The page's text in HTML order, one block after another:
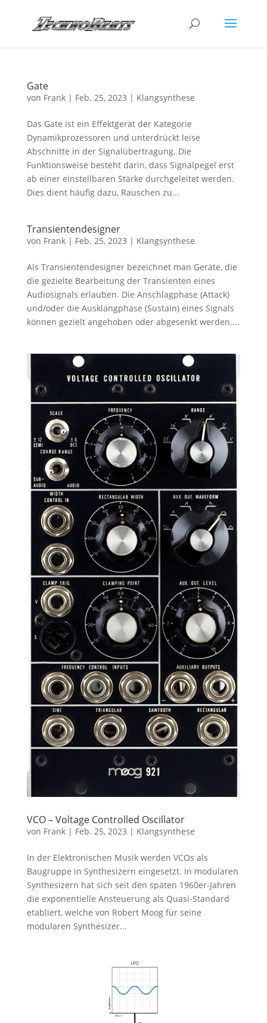
Gate
von Frank| Feb. 25, 2023 | Klangsynthese
Das Gate ist ein Effektgerät der Kategorie
Dynamikprozessoren und unterdrückt leise
Abschnitte in der Signalübertragung. Die
Funktionsweise besteht darin, dass Signalpegel erst
ab einer einstellbaren Stärke durchgeleitet werden.
Dies dient häufig dazu, Rauschen zu...
Transientendesigner
von Frank| Feb. 25, 2023 | Klangsynthese
Als Transientendesigner bezeichnet man Geräte, die
die gezielte Bearbeitung der Transienten eines
Audiosignals erlauben. Die Anschlagphase (Attack)
und/oder die Ausklangphase (Sustain) eines Signals
können gezielt angehoben oder abgesenkt werden....
VCO – Voltage Controlled Oscillator
von Frank| Feb. 25, 2023 | Klangsynthese
In der Elektronischen Musik werden VCOs als
Baugruppe in Synthesizern eingesetzt. In modularen
Synthesizern hat sich seit den späten 1960er-Jahren
die exponentielle Ansteuerung als Quasi-Standard
etabliert, welche von Robert Moog für seine
modularen Synthesizer...